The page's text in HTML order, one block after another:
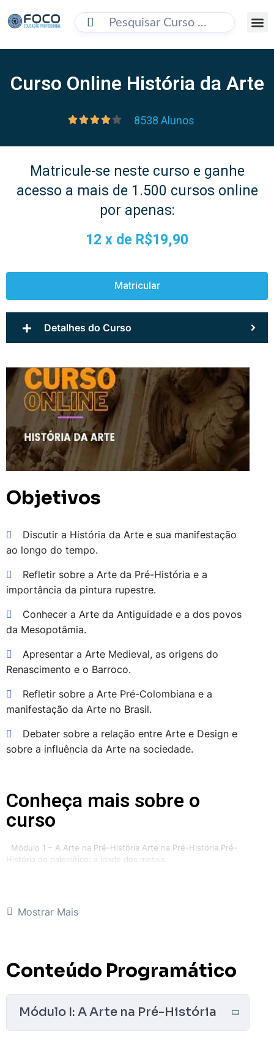
Curso Online História da Arte
8538 Alunos
Matricule-se neste curso e ganhe
acesso a mais de 1.500 cursos online
por apenas:
12 x de R$19,90
Matricular
Detalhes do Curso
Objetivos
Discutir a História da Arte e sua manifestação
ao longo do tempo.
Refletir sobre a Arte da Pré-História e a
importância da pintura rupestre.
Conhecer a Arte da Antiguidade e a dos povos
da Mesopotâmia.
Apresentar a Arte Medieval, as origens do
Renascimento e o Barroco.
Refletir sobre a Arte Pré-Colombiana e a
manifestação da Arte no Brasil.
Debater sobre a relação entre Arte e Design e
sobre a influência da Arte na sociedade.
Conheça mais sobre o
curso
Módulo 1 – A Arte na Pré-História Arte na Pré-História Pré-
História do paleolítico: a idade dos metais
Mostrar Mais
Conteúdo Programático
Módulo I: A Arte na Pré-História